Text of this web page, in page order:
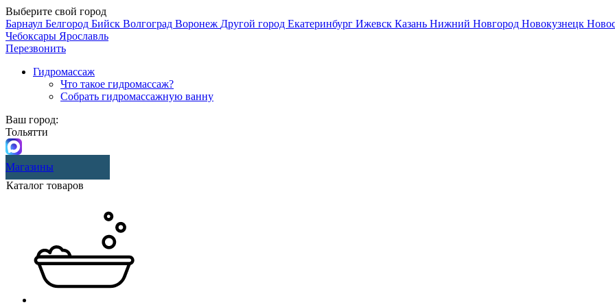
Выберите свой город
Барнаул Белгород Бийск Волгоград Воронеж Другой город Екатеринбург Ижевск Казань Нижний Новгород Новокузнецк
Чебоксары Ярославль
Перезвонить
Гидромассаж
Что такое гидромассаж?
Собрать гидромассажную ванну
Ваш город:
Тольятти
Магазины
Каталог товаров